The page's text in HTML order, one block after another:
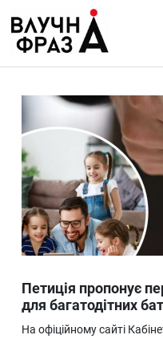
содержимому
Лайфстайл
ТехноНаука
Людина
Ukraine
Про нас
Петиція пропонує
для багатодітних
На офіційному сайті